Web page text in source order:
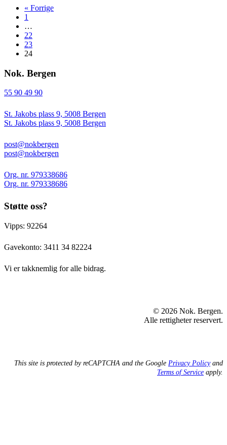
« Forrige
1
…
22
23
24
Nok. Bergen
55 90 49 90
St. Jakobs plass 9, 5008 Bergen
St. Jakobs plass 9, 5008 Bergen
post@nokbergen
post@nokbergen
Org. nr. 979338686
Org. nr. 979338686
Støtte oss?
Vipps: 92264
Gavekonto: 3411 34 82224
Vi er takknemlig for alle bidrag.
© 2026 Nok. Bergen.
Alle rettigheter reservert.
This site is protected by reCAPTCHA and the Google Privacy Policyand
Terms of Service apply.